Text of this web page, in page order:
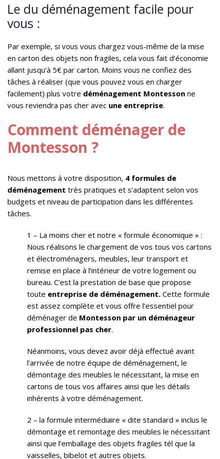
Le du déménagement facile pour
vous :
Par exemple, si vous vous chargez vous-même de la mise
en carton des objets non fragiles, cela vous fait d’économie
allant jusqu’à 5€ par carton. Moins vous ne confiez des
tâches à réaliser (que vous pouvez vous en charger
facilement) plus votre déménagement Montesson ne
vous reviendra pas cher avec une entreprise.
Comment déménager de
Montesson ?
Nous mettons à votre disposition, 4 formules de
déménagement très pratiques et s’adaptent selon vos
budgets et niveau de participation dans les différentes
tâches.
1 – La moins cher et notre « formule économique » :
Nous réalisons le chargement de vos tous vos cartons
et électroménagers, meubles, leur transport et
remise en place à l’intérieur de votre logement ou
bureau. C’est la prestation de base que propose
toute entreprise de déménagement. Cette formule
est assez complète et vous offre l’essentiel pour
déménager de Montesson par un déménageur
professionnel pas cher.
Néanmoins, vous devez avoir déjà effectué avant
l’arrivée de notre équipe de déménagement, le
démontage des meubles le nécessitant, la mise en
cartons de tous vos affaires ainsi que les détails
inhérents à votre déménagement.
2 – la formule intermédiaire « dite standard » inclus le
démontage et remontage des meubles le nécessitant
ainsi que l’emballage des objets fragiles tél que la
vaisselles, bibelot et autres objets.